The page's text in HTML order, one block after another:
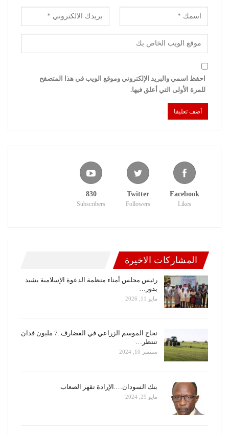
احفظ اسمي والبريد الإلكتروني وموقع الويب في هذا المتصفح
للمرة الأولى التي أعلق فيها.
Facebook
Likes
Twitter
Followers
830
Subscribers
المشاركات الاخيرة
رئيس مجلس أمناء منظمة الدعوة الإسلامية يشيد
بدور…
مايو 11, 2026
نجاح الموسم الزراعي في القضارف..7 مليون فدان
تنتظر…
سبتمبر 10, 2024
بنك السودان….الإرادة تقهر الصعاب
مايو 29, 2024